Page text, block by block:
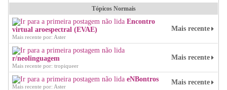
Tópicos Normais
Encontro
virtual aroespectral (EVAE)
Mais recente por: Aster
Mais recente
r/neolinguagem
Mais recente por: tropiqueer
Mais recente
eNBontros
Mais recente por: Aster
Mais recente